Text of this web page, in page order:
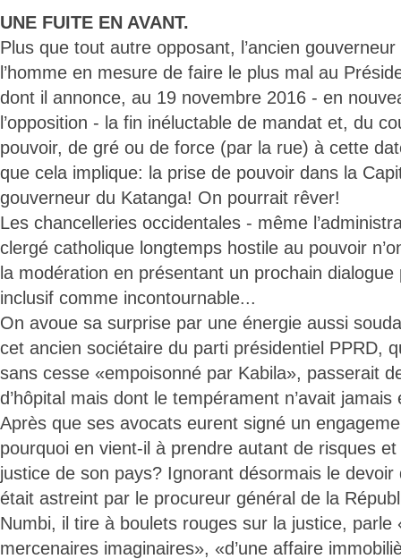
UNE FUITE EN AVANT.
Plus que tout autre opposant, l’ancien
l’homme en mesure de faire le plus mal au
dont il annonce, au 19 novembre 2016 - en
l’opposition - la fin inéluctable de mandat et, du
pouvoir, de gré ou de force (par la rue) à cette
que cela implique: la prise de pouvoir dans la
gouverneur du Katanga! On pourrait rêver!
Les chancelleries occidentales - même
clergé catholique longtemps hostile au pouvoir
la modération en présentant un prochain
inclusif comme incontournable...
On avoue sa surprise par une énergie aussi
cet ancien sociétaire du parti présidentiel PPRD,
sans cesse «empoisonné par Kabila», passerait
d’hôpital mais dont le tempérament n’avait
Après que ses avocats eurent signé un
pourquoi en vient-il à prendre autant de risques
justice de son pays? Ignorant désormais le devoir
était astreint par le procureur général de la
Numbi, il tire à boulets rouges sur la justice, parle
mercenaires imaginaires», «d’une affaire